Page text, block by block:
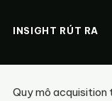
INSIGHT RÚT RA
Quy mô acquisition